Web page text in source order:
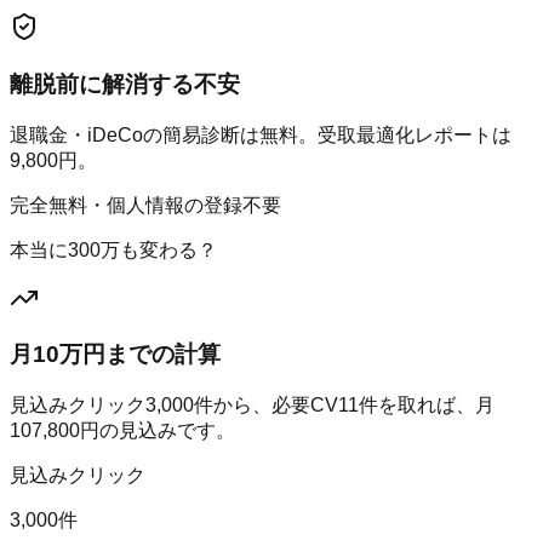
離脱前に解消する不安
退職金・iDeCoの簡易診断は無料。受取最適化レポートは
9,800円。
完全無料・個人情報の登録不要
本当に300万も変わる？
月10万円までの計算
見込みクリック3,000件から、必要CV11件を取れば、月
107,800円の見込みです。
見込みクリック
3,000件